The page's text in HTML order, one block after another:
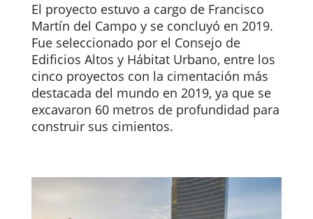
El proyecto estuvo a cargo de Francisco
Martín del Campo y se concluyó en 2019.
Fue seleccionado por el Consejo de
Edificios Altos y Hábitat Urbano, entre los
cinco proyectos con la cimentación más
destacada del mundo en 2019, ya que se
excavaron 60 metros de profundidad para
construir sus cimientos.